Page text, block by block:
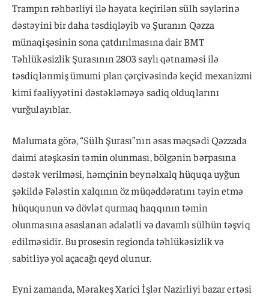
Trampın rəhbərliyi ilə həyata keçirilən sülh səylərinə
dəstəyini bir daha təsdiqləyib və Şuranın Qəzza
münaqişəsinin sona çatdırılmasına dair BMT
Təhlükəsizlik Şurasının 2803 saylı qətnaməsi ilə
təsdiqlənmiş ümumi plan çərçivəsində keçid mexanizmi
kimi fəaliyyətini dəstəkləməyə sadiq olduqlarını
vurğulayıblar.
Məlumata görə, “Sülh Şurası”nın əsas məqsədi Qəzzada
daimi atəşkəsin təmin olunması, bölgənin bərpasına
dəstək verilməsi, həmçinin beynəlxalq hüquqa uyğun
şəkildə Fələstin xalqının öz müqəddəratını təyin etmə
hüququnun və dövlət qurmaq haqqının təmin
olunmasına əsaslanan ədalətli və davamlı sülhün təşviq
edilməsidir. Bu prosesin regionda təhlükəsizlik və
sabitliyə yol açacağı qeyd olunur.
Eyni zamanda, Mərakeş Xarici İşlər Nazirliyi bazar ertəsi